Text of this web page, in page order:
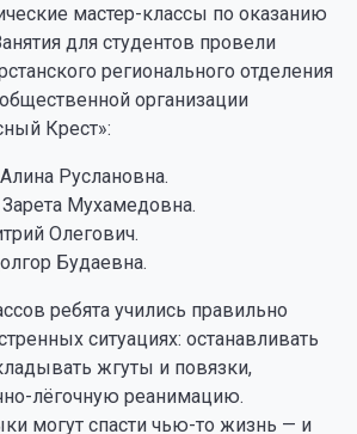
мастер-классы по оказанию
для студентов провели
регионального отделения
организации
Крест»:
Руслановна.
Мухамедовна.
Олегович.
Будаевна.
ребята учились правильно
ситуациях: останавливать
жгуты и повязки,
лёгочную реанимацию.
могут спасти чью-то жизнь — и